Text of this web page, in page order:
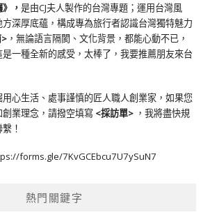
， 是由CJ夫人製作的台灣專題；運用台灣風
深厚底蘊，構成專為旅行者認識台灣獨特魅力
，無論語言隔閡、文化背景，都能心動不已，
一種全新的感受，太棒了，我要推薦朋友來台
心生活、處事謹慎的匠人職人創業家，如果您
業理念，請撥空填寫 <採訪單> ，我將盡快規
！
forms.gle/7KvGCEbcu7U7ySuN7
熱門關鍵字